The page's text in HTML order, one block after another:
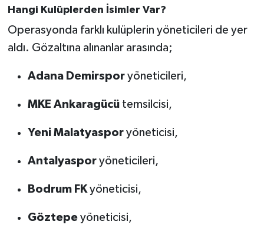
Hangi Kulüplerden İsimler Var?
Operasyonda farklı kulüplerin yöneticileri de yer
aldı. Gözaltına alınanlar arasında;
Adana Demirsporyöneticileri,
MKE Ankaragücütemsilcisi,
Yeni Malatyasporyöneticisi,
Antalyasporyöneticileri,
Bodrum FKyöneticisi,
Göztepeyöneticisi,